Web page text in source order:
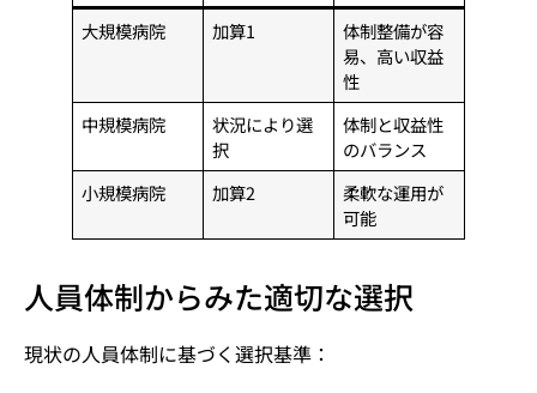
大規模病院 加算1
体制整備が容
易、高い収益
性
中規模病院
状況により選
択
体制と収益性
のバランス
小規模病院
加算2
柔軟な運用が
可能
人員体制からみた適切な選択
現状の人員体制に基づく選択基準：